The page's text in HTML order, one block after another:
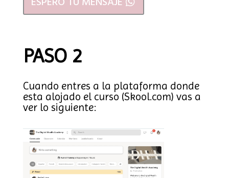
PASO 2
Cuando entres a la plataforma donde
esta alojado el curso (Skool.com) vas a
ver lo siguiente: